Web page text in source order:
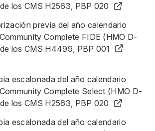
los CMS H2563, PBP 020
previa del año calendario
Complete FIDE (HMO D-
los CMS H4499, PBP 001
escalonada del año calendario
Complete Select (HMO D-
los CMS H2563, PBP 020
escalonada del año calendario